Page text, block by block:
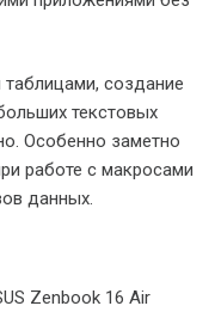
дисплея.
время
часов, что делает
для длительной
до